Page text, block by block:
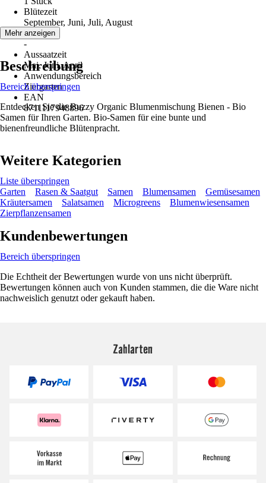
Blütezeit
September, Juni, Juli, August
Erntezeit
-
Aussaatzeit
Mai, Juni, April
Anwendungsbereich
Ziergarten
EAN
8711117948896
Mehr anzeigen
Beschreibung
Bereich überspringen
Entdecken Sie die Buzzy Organic Blumenmischung Bienen - Bio
Samen für Ihren Garten. Bio-Samen für eine bunte und
bienenfreundliche Blütenpracht.
Weitere Kategorien
Liste überspringen
Garten
Rasen & Saatgut Samen Blumensamen
Gemüsesamen
Kräutersamen
Salatsamen Microgreens
Blumenwiesensamen
Zierpflanzensamen
Kundenbewertungen
Bereich überspringen
Die Echtheit der Bewertungen wurde von uns nicht überprüft.
Bewertungen können auch von Kunden stammen, die die Ware nicht
nachweislich genutzt oder gekauft haben.
Zahlarten